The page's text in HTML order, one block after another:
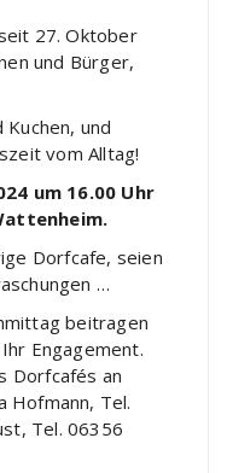
27. Oktober
und Bürger,
Kuchen, und
vom Alltag!
um 16.00 Uhr
Dorfcafe, seien
…
beitragen
Engagement.
Dorfcafés an
Hofmann, Tel.
Tel. 06356